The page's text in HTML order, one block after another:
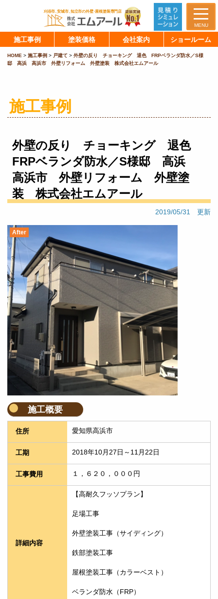
MENU
施工事例 塗装価格 会社案内 ショールーム
HOME > 施工事例 > 戸建て > 外壁の反り チョーキング 退色 FRPベランダ防水／S様
邸 高浜 高浜市 外壁リフォーム 外壁塗装 株式会社エムアール
施工事例
外壁の反り チョーキング 退色
FRPベランダ防水／S様邸 高浜
高浜市 外壁リフォーム 外壁塗
装 株式会社エムアール
2019/05/31 更新
After
施工概要
住所 愛知県高浜市
工期 2018年10月27日～11月22日
工事費用 １，６２０，０００円
詳細内容
【高耐久フッソプラン】
足場工事
外壁塗装工事（サイディング）
鉄部塗装工事
屋根塗装工事（カラーベスト）
ベランダ防水（FRP）